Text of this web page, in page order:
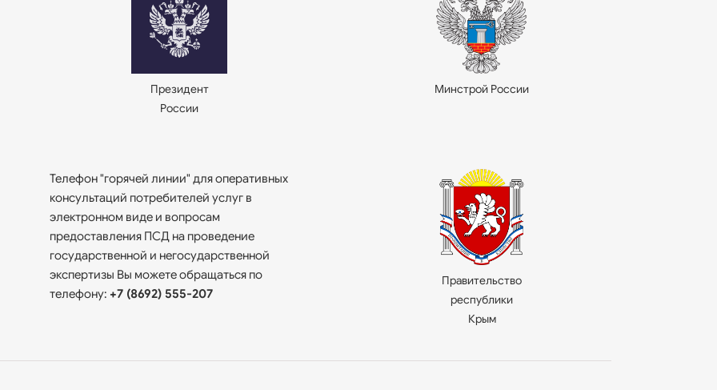
Президент
России
Минстрой России
Телефон "горячей линии" для оперативных
консультаций потребителей услуг в
электронном виде и вопросам
предоставления ПСД на проведение
государственной и негосударственной
экспертизы Вы можете обращаться по
телефону: +7 (8692) 555-207
Правительство
республики
Крым